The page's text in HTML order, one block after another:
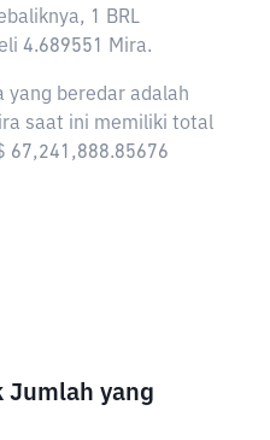
1 BRL
4.689551 Mira.
yang beredar adalah
saat ini memiliki total
67,241,888.85676
Jumlah yang